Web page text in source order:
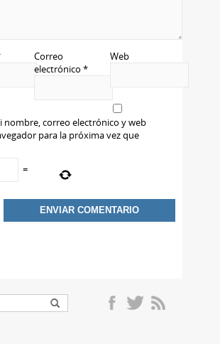
Correo
electrónico*
Web
nombre, correo electrónico y web
para la próxima vez que
=